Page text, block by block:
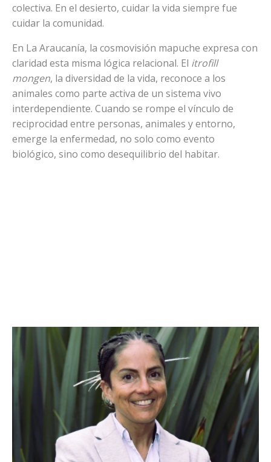
colectiva. En el desierto, cuidar la vida siempre fue
cuidar la comunidad.
En La Araucanía, la cosmovisión mapuche expresa con
claridad esta misma lógica relacional. El itrofill
mongen, la diversidad de la vida, reconoce a los
animales como parte activa de un sistema vivo
interdependiente. Cuando se rompe el vínculo de
reciprocidad entre personas, animales y entorno,
emerge la enfermedad, no solo como evento
biológico, sino como desequilibrio del habitar.